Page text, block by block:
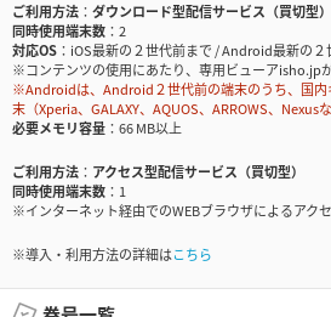
ご利用方法
ダウンロード型配信サービス（買切型）
同時使用端末数
2
対応OS
iOS最新の２世代前まで / Android最新の２
※コンテンツの使用にあたり、専用ビューアisho.jp
※Androidは、Android２世代前の端末のうち、国内
末（Xperia、GALAXY、AQUOS、ARROWS、Nexus
必要メモリ容量
66 MB以上
ご利用方法
アクセス型配信サービス（買切型）
同時使用端末数
1
※インターネット経由でのWEBブラウザによるアク
※導入・利用方法の詳細はこちら